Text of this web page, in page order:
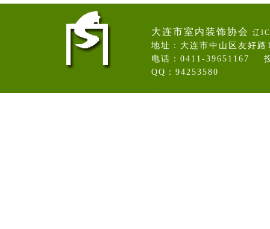
大连市室内装饰协会 辽
地址：大连市中山区友好
电话：0411-39651167
QQ：94253580